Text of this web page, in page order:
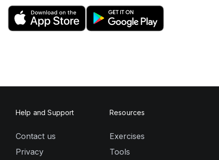
Help and Support
Contact us
Privacy
Resources
Exercises
Tools